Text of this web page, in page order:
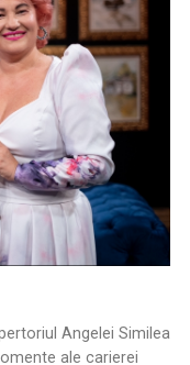
Angelei Similea
ale carierei